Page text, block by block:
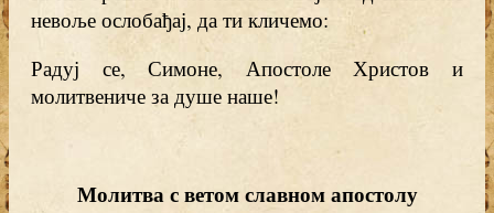
невоље ослобађај, да ти кличемо:
Радуј се, Симоне, Апостоле Христов и
молитвениче за душе наше!
Молитвас ветом славном апостолу